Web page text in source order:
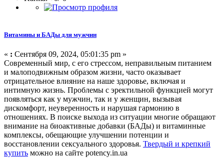
Витамины и БАДы для мужчин
« : Сентября 09, 2024, 05:01:35 pm »
Современный мир, с его стрессом, неправильным питанием
и малоподвижным образом жизни, часто оказывает
отрицательное влияние на наше здоровье, включая и
интимную жизнь. Проблемы с эректильной функцией могут
появляться как у мужчин, так и у женщин, вызывая
дискомфорт, неуверенность и нарушая гармонию в
отношениях. В поиске выхода из ситуации многие обращают
внимание на биоактивные добавки (БАДы) и витаминные
комплексы, обещающие улучшении потенции и
восстановлении сексуального здоровья. Твердый и крепкий
купить можно на сайте potency.in.ua